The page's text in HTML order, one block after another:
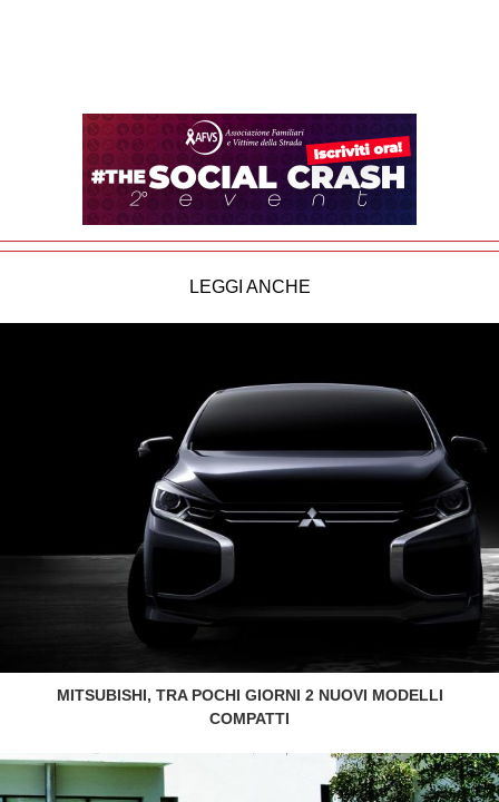
LEGGI ANCHE
MITSUBISHI, TRA POCHI GIORNI 2 NUOVI MODELLI
COMPATTI